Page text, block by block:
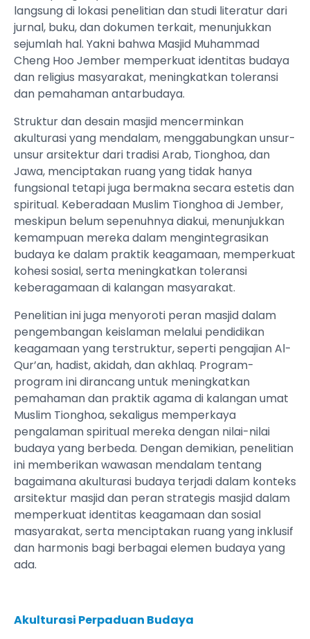
langsung di lokasi penelitian dan studi literatur dari
jurnal, buku, dan dokumen terkait, menunjukkan
sejumlah hal. Yakni bahwa Masjid Muhammad
Cheng Hoo Jember memperkuat identitas budaya
dan religius masyarakat, meningkatkan toleransi
dan pemahaman antarbudaya.
Struktur dan desain masjid mencerminkan
akulturasi yang mendalam, menggabungkan unsur-
unsur arsitektur dari tradisi Arab, Tionghoa, dan
Jawa, menciptakan ruang yang tidak hanya
fungsional tetapi juga bermakna secara estetis dan
spiritual. Keberadaan Muslim Tionghoa di Jember,
meskipun belum sepenuhnya diakui, menunjukkan
kemampuan mereka dalam mengintegrasikan
budaya ke dalam praktik keagamaan, memperkuat
kohesi sosial, serta meningkatkan toleransi
keberagamaan di kalangan masyarakat.
Penelitian ini juga menyoroti peran masjid dalam
pengembangan keislaman melalui pendidikan
keagamaan yang terstruktur, seperti pengajian Al-
Qur’an, hadist, akidah, dan akhlaq. Program-
program ini dirancang untuk meningkatkan
pemahaman dan praktik agama di kalangan umat
Muslim Tionghoa, sekaligus memperkaya
pengalaman spiritual mereka dengan nilai-nilai
budaya yang berbeda. Dengan demikian, penelitian
ini memberikan wawasan mendalam tentang
bagaimana akulturasi budaya terjadi dalam konteks
arsitektur masjid dan peran strategis masjid dalam
memperkuat identitas keagamaan dan sosial
masyarakat, serta menciptakan ruang yang inklusif
dan harmonis bagi berbagai elemen budaya yang
ada.
Akulturasi Perpaduan Budaya